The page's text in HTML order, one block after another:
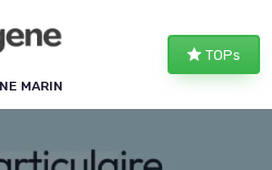
MARIN
TOPs